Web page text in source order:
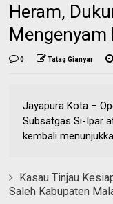
Heram,
Mengenyam
0 Tatag Gianyar
Jayapura Kota –
Subsatgas Si-Ipar
kembali
Kasau Tinjau
Saleh Kabupaten